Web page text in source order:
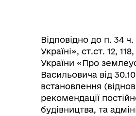
Колегіальні
робочі групи,
Відповідно до п. 34
Україні», ст.ст. 12,
України «Про
Васильовича від
встановлення
рекомендації
будівництва, та